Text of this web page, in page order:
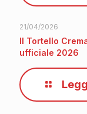
21/04/2026
Il Tortello
ufficiale 2026